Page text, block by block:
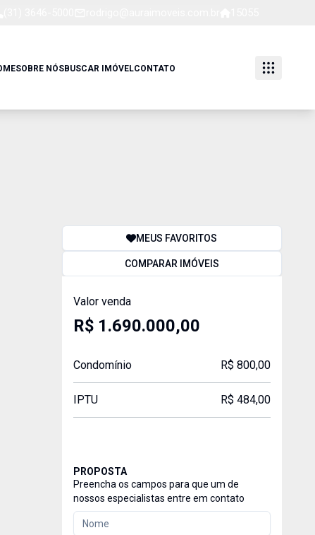
SOBRE NÓSBUSCAR IMÓVELCONTATO
MEUS FAVORITOS
COMPARAR IMÓVEIS
Valor venda
R$ 1.690.000,00
Condomínio R$ 800,00
IPTU R$ 484,00
PROPOSTA
Preencha os campos para que um de
nossos especialistas entre em contato